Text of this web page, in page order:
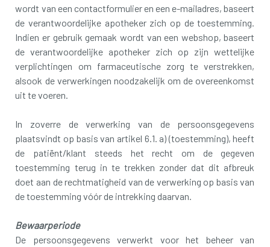
wordt van een contactformulier en een e-mailadres, baseert
de verantwoordelijke apotheker zich op de toestemming.
Indien er gebruik gemaak wordt van een webshop, baseert
de verantwoordelijke apotheker zich op zijn wettelijke
verplichtingen om farmaceutische zorg te verstrekken,
alsook de verwerkingen noodzakelijk om de overeenkomst
uit te voeren.
In zoverre de verwerking van de persoonsgegevens
plaatsvindt op basis van artikel 6.1. a) (toestemming), heeft
de patiënt/klant steeds het recht om de gegeven
toestemming terug in te trekken zonder dat dit afbreuk
doet aan de rechtmatigheid van de verwerking op basis van
de toestemming vóór de intrekking daarvan.
Bewaarperiode
De persoonsgegevens verwerkt voor het beheer van